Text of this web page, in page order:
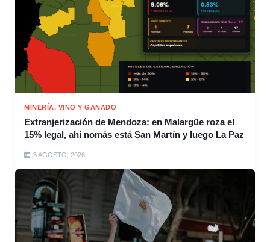
MINERÍA, VINO Y GANADO
Extranjerización de Mendoza: en Malargüe roza el
15% legal, ahí nomás está San Martín y luego La Paz
3 AGOSTO, 2026